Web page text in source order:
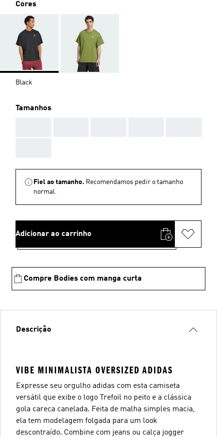
Cores
Black
Tamanhos
Fiel ao tamanho. Recomendamos pedir o tamanho
normal.
Adicionar ao carrinho
Compre Bodies com manga curta
Descrição
VIBE MINIMALISTA OVERSIZED ADIDAS
Expresse seu orgulho adidas com esta camiseta
versátil que exibe o logo Trefoil no peito e a clássica
gola careca canelada. Feita de malha simples macia,
ela tem modelagem folgada para um look
descontraído. Combine com jeans ou calça jogger